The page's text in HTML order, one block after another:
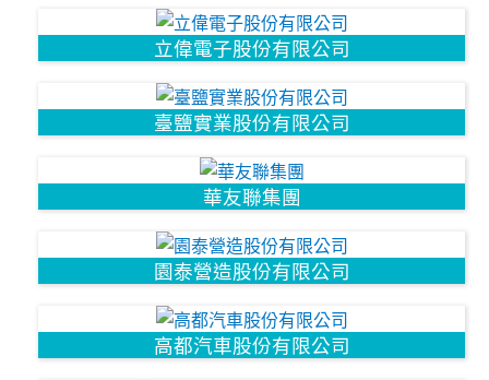
立偉電子股份有限公司
臺鹽實業股份有限公司
華友聯集團
園泰營造股份有限公司
高都汽車股份有限公司